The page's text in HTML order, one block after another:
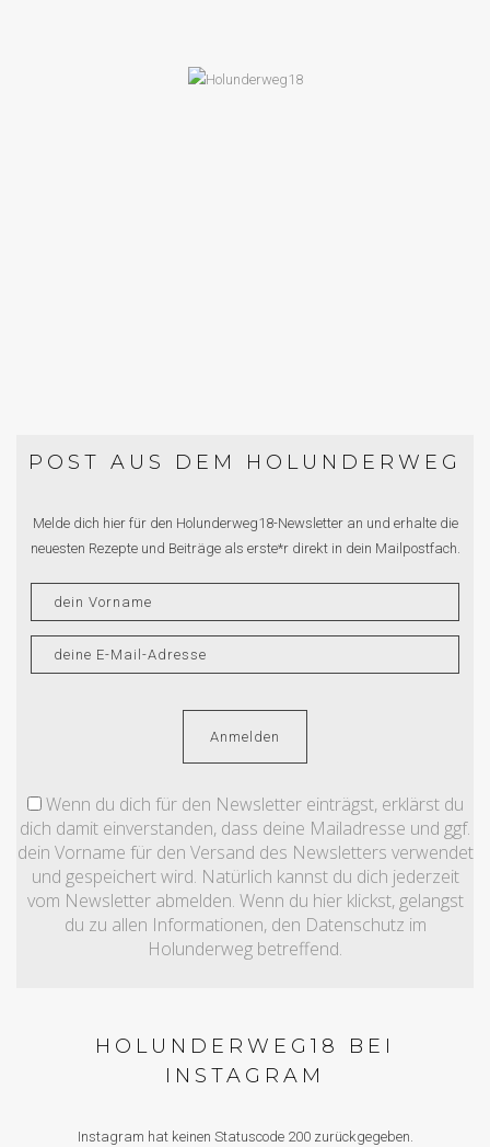
POST AUS DEM HOLUNDERWEG
Melde dich hier für den Holunderweg18-Newsletter an und erhalte die
neuesten Rezepte und Beiträge als erste*r direkt in dein Mailpostfach.
Wenn du dich für den Newsletter einträgst, erklärst du
dich damit einverstanden, dass deine Mailadresse und ggf.
dein Vorname für den Versand des Newsletters verwendet
und gespeichert wird. Natürlich kannst du dich jederzeit
vom Newsletter abmelden. Wenn du hier klickst, gelangst
du zu allen Informationen, den Datenschutz im
Holunderweg betreffend.
HOLUNDERWEG18 BEI
INSTAGRAM
Instagram hat keinen Statuscode 200 zurückgegeben.